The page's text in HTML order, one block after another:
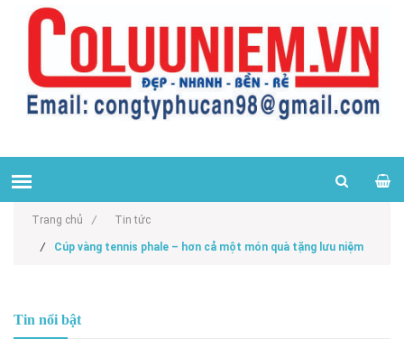
Trang chủ / Tin tức
/ Cúp vàng tennis phale – hơn cả một món quà tặng lưu niệm
Tin nổi bật